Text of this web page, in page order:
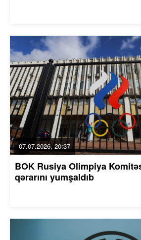
07.07.2026, 20:37
BOK Rusiya Olimpiya
qərarını yumşaldıb